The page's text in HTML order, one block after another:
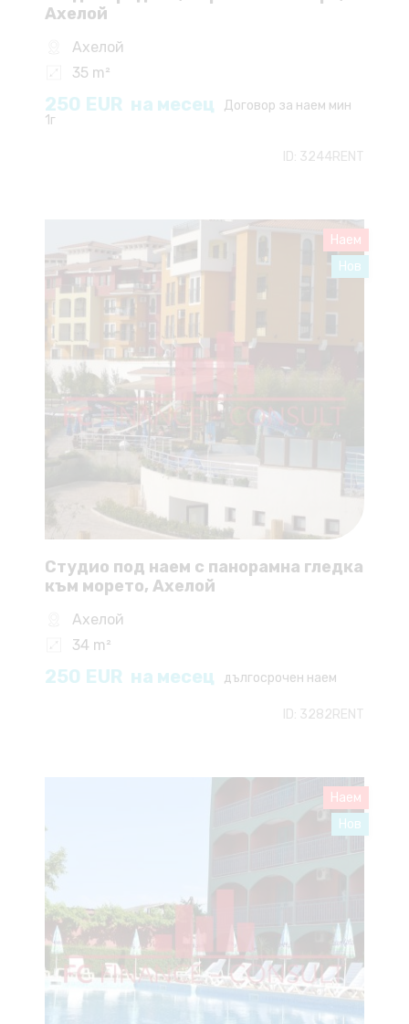
Ахелой
Ахелой
35 m²
250 EUR на месец
Договор за наем мин
1г
ID: 3244RENT
Студио под наем с панорамна гледка
към морето, Ахелой
Ахелой
34 m²
250 EUR на месец дългосрочен наем
ID: 3282RENT
Наем
Нов
Наем
Нов